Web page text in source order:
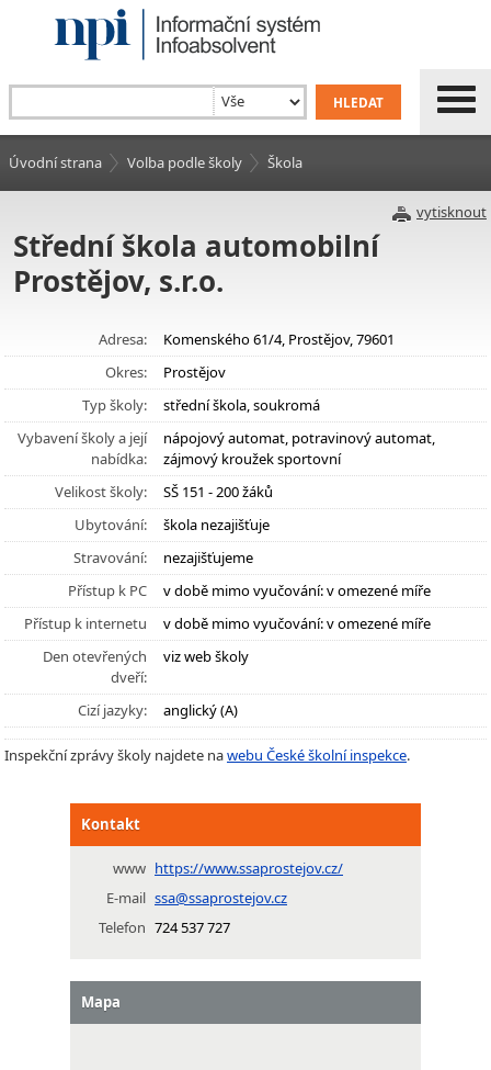
Úvodní strana Volba podle školy Škola
vytisknout
Střední škola automobilní
Prostějov, s.r.o.
Adresa:
Komenského 61/4, Prostějov, 79601
Okres:
Prostějov
Typ školy:
střední škola, soukromá
Vybavení školy a její
nabídka:
nápojový automat, potravinový automat,
zájmový kroužek sportovní
Velikost školy:
SŠ 151 - 200 žáků
Ubytování:
škola nezajišťuje
Stravování:
nezajišťujeme
Přístup k PC
v době mimo vyučování: v omezené míře
Přístup k internetu
v době mimo vyučování: v omezené míře
Den otevřených
dveří:
viz web školy
Cizí jazyky: anglický (A)
Inspekční zprávy školy najdete nawebu České školní inspekce.
Kontakt
www https://www.ssaprostejov.cz/
E-mail ssa@ssaprostejov.cz
Telefon 724 537 727
Mapa